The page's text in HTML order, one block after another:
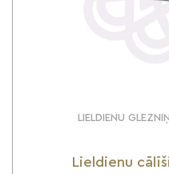
LIELDIENU
Lieldienu